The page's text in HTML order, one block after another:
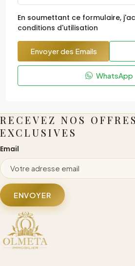
En soumettant ce formulaire,
conditions d'utilisation
Envoyer des Emails
WhatsApp
RECEVEZ NOS OFFRES
EXCLUSIVES
Email
ENVOYER